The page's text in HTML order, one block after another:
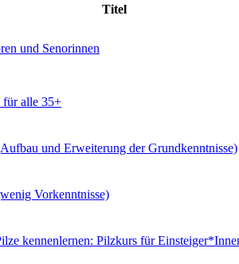
Titel
und Senorinnen
für alle 35+
und Erweiterung der Grundkenntnisse)
Vorkenntnisse)
kennenlernen: Pilzkurs für